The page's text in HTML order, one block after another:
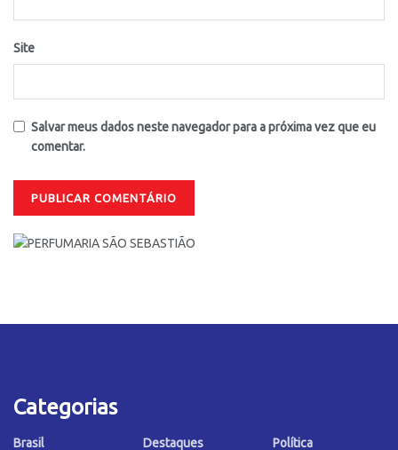
Site
Salvar meus dados neste navegador para a próxima vez que eu
comentar.
Categorias
Brasil Destaques Política